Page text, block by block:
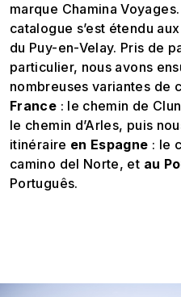
marque Chamina
catalogue s’est étendu
du Puy-en-Velay. Pris de
particulier, nous avons
nombreuses variantes de
France : le chemin de
le chemin d’Arles, puis
itinéraire en Espagne : le
camino del Norte, et au
Português.